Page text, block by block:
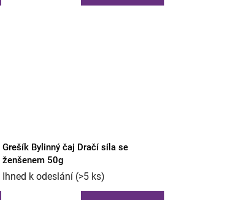
Grešík Bylinný čaj Dračí síla se
ženšenem 50g
Ihned k odeslání (>5 ks)